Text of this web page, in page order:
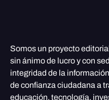
Somos un proyecto
sin ánimo de lucro y con
integridad de la
de confianza ciudadana a
educación, tecnología,